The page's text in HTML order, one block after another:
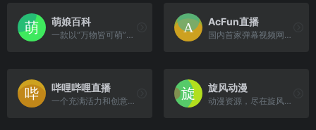
萌娘百科
一款以“万物皆可萌”为主题的开放性百科全书。
AcFun直播
国内首家弹幕视频网站，全网独家动漫新番，友好的弹幕氛围，有趣的UP主。
哔哩哔哩直播
一个充满活力和创意的娱乐平台。
旋风动漫
动漫资源，尽在旋风动漫BT下载频道。